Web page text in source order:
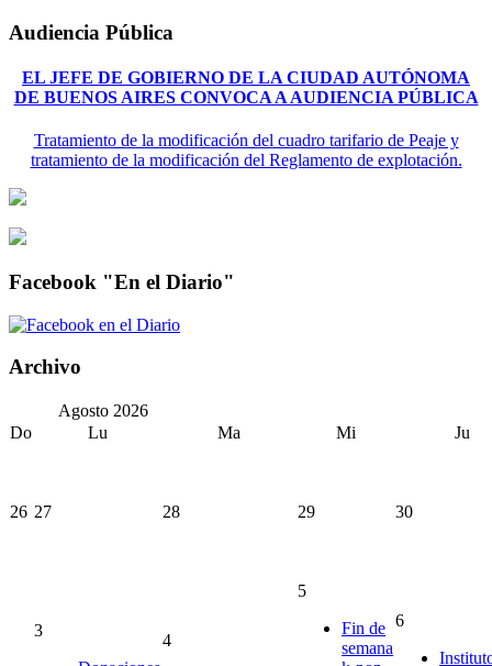
Audiencia Pública
EL JEFE DE GOBIERNO DE LA CIUDAD AUTÓNOMA
DE BUENOS AIRES CONVOCA A AUDIENCIA PÚBLICA
Tratamiento de la modificación del cuadro tarifario de Peaje y
tratamiento de la modificación del Reglamento de explotación.
Facebook "En el Diario"
Archivo
Agosto 2026
Do
Lu Ma Mi Ju
26 27 28 29 30
3
4
5
Fin de
semana
6